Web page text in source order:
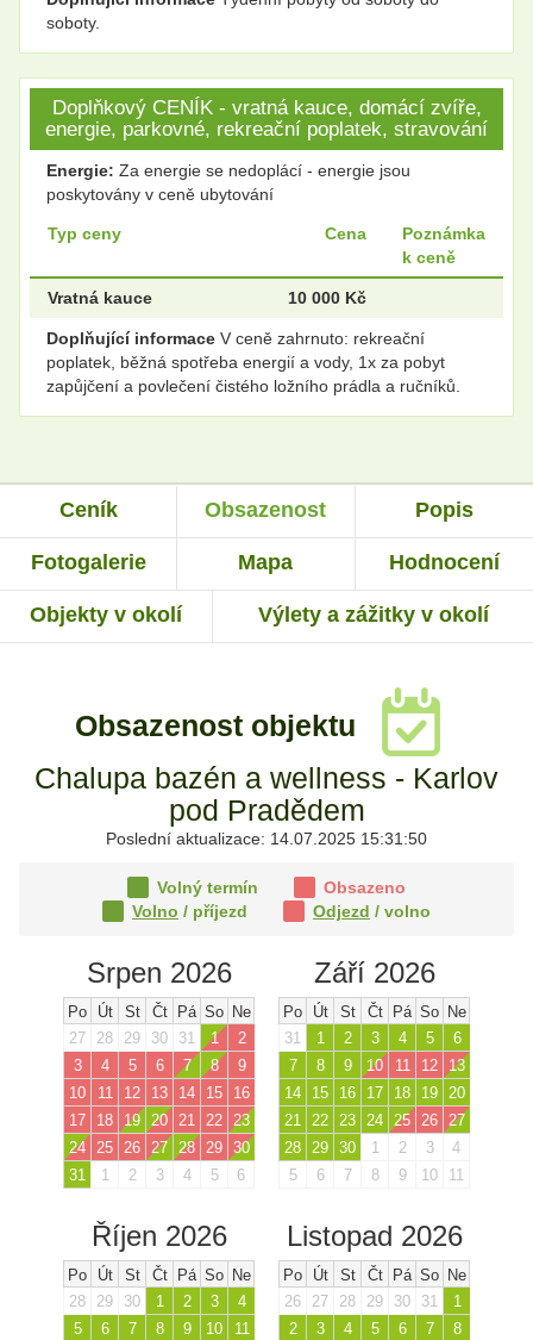
soboty.
Doplňkový CENÍK - vratná kauce, domácí zvíře,
energie, parkovné, rekreační poplatek, stravování
Energie: Za energie se nedoplácí - energie jsou
poskytovány v ceně ubytování
Typ ceny Cena
Poznámka
k ceně
Vratná kauce 10 000 Kč
Doplňující informace V ceně zahrnuto: rekreační
poplatek, běžná spotřeba energií a vody, 1x za pobyt
zapůjčení a povlečení čistého ložního prádla a ručníků.
Ceník Obsazenost Popis
Fotogalerie Mapa Hodnocení
Objekty v okolí Výlety a zážitky v okolí
Obsazenost objektu
Chalupa bazén a wellness - Karlov
pod Pradědem
Poslední aktualizace: 14.07.2025 15:31:50
Volný termín
Obsazeno
Volno / příjezd Odjezd / volno
Srpen 2026
Po Út St Čt Pá So Ne
27
28 29 30 31 1
2
3
4 5 6 7 8
9
10
11 12 13 14 15
16
17
18 19 20 21 22
23
24
25 26 27 28 29 30
31
1 2 3 4 5 6
Září 2026
Po Út St Čt Pá So Ne
31
1 2 3 4 5
6
7
8 9 10 11 12
13
14
15 16 17 18 19
20
21
22 23 24 25 26
27
28
29 30 1 2 3
4
5
6 7 8 9 10 11
Říjen 2026
Po Út St Čt Pá So Ne
28
29 30 1 2 3
4
5
6 7 8 9 10
11
Listopad 2026
Po Út St Čt Pá So Ne
26
27 28 29 30 31
1
2
3 4 5 6 7
8